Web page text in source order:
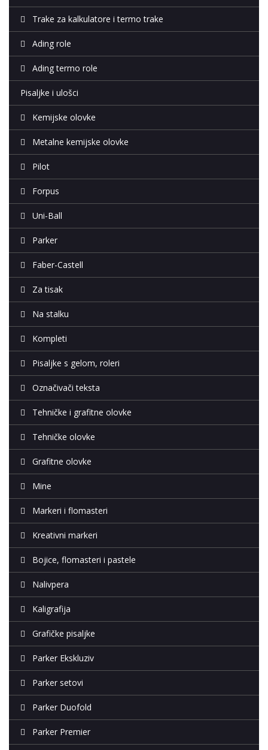
Trake za kalkulatore i termo trake
Ading role
Ading termo role
Pisaljke i ulošci
Kemijske olovke
Metalne kemijske olovke
Pilot
Forpus
Uni-Ball
Parker
Faber-Castell
Za tisak
Na stalku
Kompleti
Pisaljke s gelom, roleri
Označivači teksta
Tehničke i grafitne olovke
Tehničke olovke
Grafitne olovke
Mine
Markeri i flomasteri
Kreativni markeri
Bojice, flomasteri i pastele
Nalivpera
Kaligrafija
Grafičke pisaljke
Parker Ekskluziv
Parker setovi
Parker Duofold
Parker Premier